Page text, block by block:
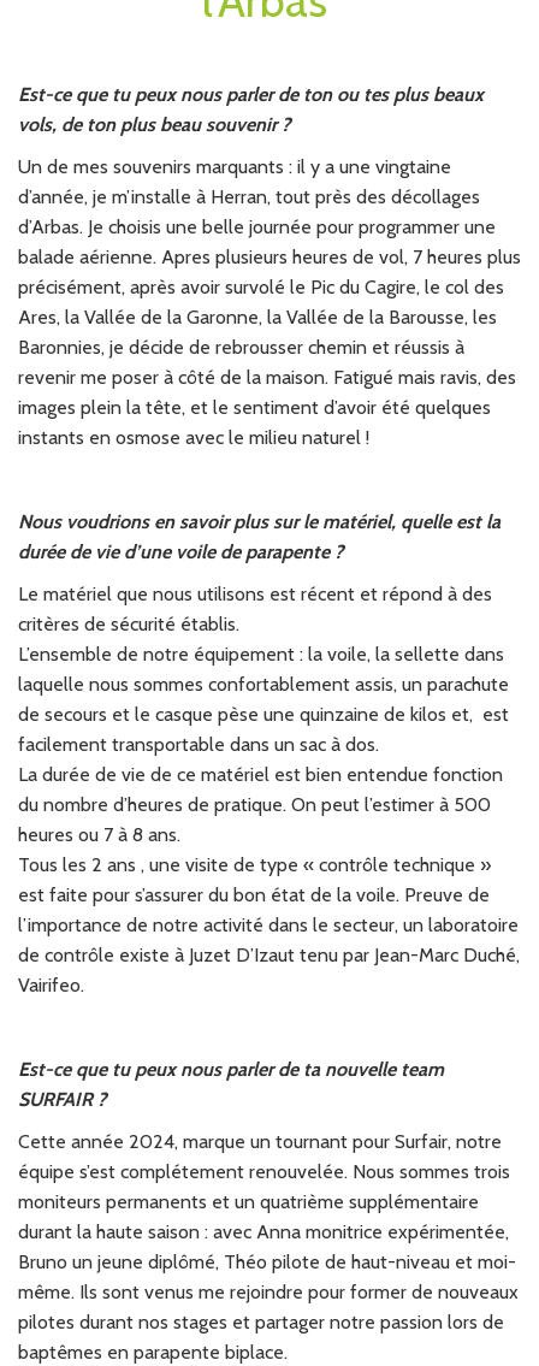
Est-ce que tu peux nous parler de ton ou tes plus beaux
vols, de ton plus beau souvenir ?
Un de mes souvenirs marquants : il y a une vingtaine
d’année, je m’installe à Herran, tout près des décollages
d’Arbas. Je choisis une belle journée pour programmer une
balade aérienne. Apres plusieurs heures de vol, 7 heures plus
précisément, après avoir survolé le Pic du Cagire, le col des
Ares, la Vallée de la Garonne, la Vallée de la Barousse, les
Baronnies, je décide de rebrousser chemin et réussis à
revenir me poser à côté de la maison. Fatigué mais ravis, des
images plein la tête, et le sentiment d’avoir été quelques
instants en osmose avec le milieu naturel !
Nous voudrions en savoir plus sur le matériel, quelle est la
durée de vie d’une voile de parapente ?
Le matériel que nous utilisons est récent et répond à des
critères de sécurité établis.
L’ensemble de notre équipement : la voile, la sellette dans
laquelle nous sommes confortablement assis, un parachute
de secours et le casque pèse une quinzaine de kilos et, est
facilement transportable dans un sac à dos.
La durée de vie de ce matériel est bien entendue fonction
du nombre d’heures de pratique. On peut l’estimer à 500
heures ou 7 à 8 ans.
Tous les 2 ans , une visite de type « contrôle technique »
est faite pour s’assurer du bon état de la voile. Preuve de
l’importance de notre activité dans le secteur, un laboratoire
de contrôle existe à Juzet D’Izaut tenu par Jean-Marc Duché,
Vairifeo.
Est-ce que tu peux nous parler de ta nouvelle team
SURFAIR ?
Cette année 2024, marque un tournant pour Surfair, notre
équipe s’est complétement renouvelée. Nous sommes trois
moniteurs permanents et un quatrième supplémentaire
durant la haute saison : avec Anna monitrice expérimentée,
Bruno un jeune diplômé, Théo pilote de haut-niveau et moi-
même. Ils sont venus me rejoindre pour former de nouveaux
pilotes durant nos stages et partager notre passion lors de
baptêmes en parapente biplace.